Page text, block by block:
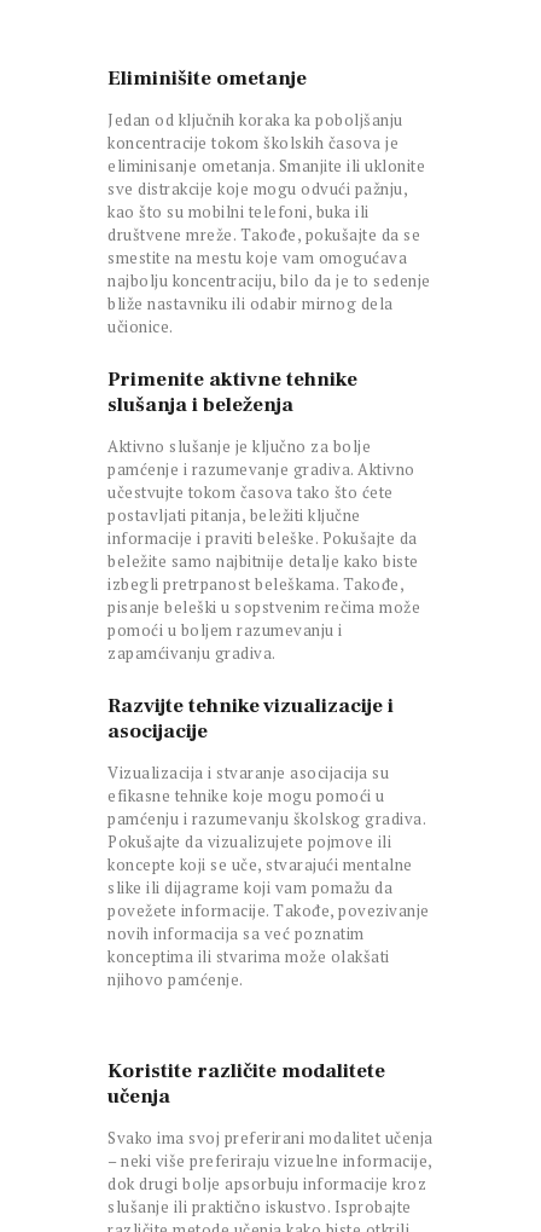
Eliminišite ometanje
Jedan od ključnih koraka ka poboljšanju
koncentracije tokom školskih časova je
eliminisanje ometanja. Smanjite ili uklonite
sve distrakcije koje mogu odvući pažnju,
kao što su mobilni telefoni, buka ili
društvene mreže. Takođe, pokušajte da se
smestite na mestu koje vam omogućava
najbolju koncentraciju, bilo da je to sedenje
bliže nastavniku ili odabir mirnog dela
učionice.
Primenite aktivne tehnike
slušanja i beleženja
Aktivno slušanje je ključno za bolje
pamćenje i razumevanje gradiva. Aktivno
učestvujte tokom časova tako što ćete
postavljati pitanja, beležiti ključne
informacije i praviti beleške. Pokušajte da
beležite samo najbitnije detalje kako biste
izbegli pretrpanost beleškama. Takođe,
pisanje beleški u sopstvenim rečima može
pomoći u boljem razumevanju i
zapamćivanju gradiva.
Razvijte tehnike vizualizacije i
asocijacije
Vizualizacija i stvaranje asocijacija su
efikasne tehnike koje mogu pomoći u
pamćenju i razumevanju školskog gradiva.
Pokušajte da vizualizujete pojmove ili
koncepte koji se uče, stvarajući mentalne
slike ili dijagrame koji vam pomažu da
povežete informacije. Takođe, povezivanje
novih informacija sa već poznatim
konceptima ili stvarima može olakšati
njihovo pamćenje.
Koristite različite modalitete
učenja
Svako ima svoj preferirani modalitet učenja
– neki više preferiraju vizuelne informacije,
dok drugi bolje apsorbuju informacije kroz
slušanje ili praktično iskustvo. Isprobajte